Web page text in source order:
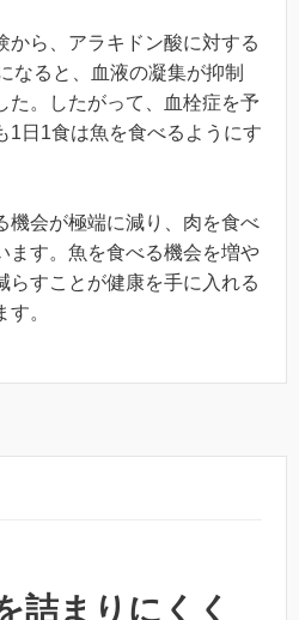
から、アラキドン酸に対する
なると、血液の凝集が抑制
た。したがって、血栓症を予
1日1食は魚を食べるようにす
機会が極端に減り、肉を食べ
ます。魚を食べる機会を増や
らすことが健康を手に入れる
。
詰まりにくく